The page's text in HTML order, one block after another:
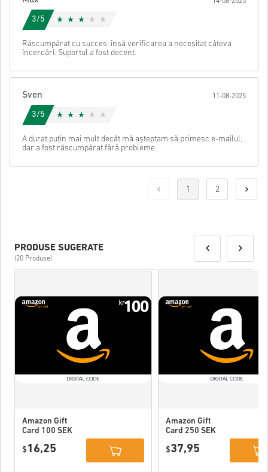
3/5
Răscumpărat cu succes, însă verificarea a necesitat câteva
încercări. Suportul a fost decent.
Sven 11-08-2025
3/5
A durat puțin mai mult decât mă așteptam să primesc e-mailul,
dar a fost răscumpărat fără probleme.
1 2
PRODUSE SUGERATE
(20 Produse)
Amazon Gift
Card 100 SEK
$ 16,25
Amazon Gift
Card 250 SEK
$37,95